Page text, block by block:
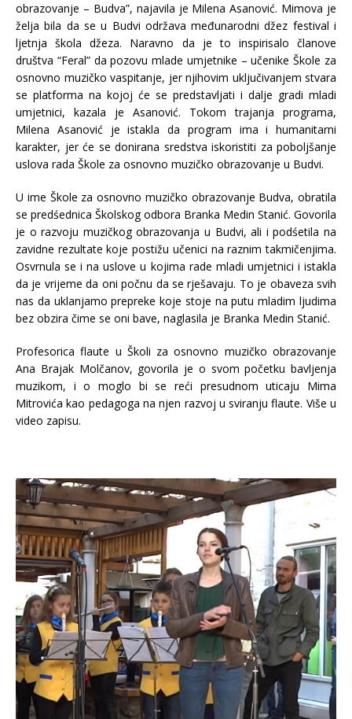
obrazovanje – Budva”, najavila je Milena Asanović. Mimova je
želja bila da se u Budvi održava međunarodni džez festival i
ljetnja škola džeza. Naravno da je to inspirisalo članove
društva “Feral” da pozovu mlade umjetnike – učenike Škole za
osnovno muzičko vaspitanje, jer njihovim uključivanjem stvara
se platforma na kojoj će se predstavljati i dalje gradi mladi
umjetnici, kazala je Asanović. Tokom trajanja programa,
Milena Asanović je istakla da program ima i humanitarni
karakter, jer će se donirana sredstva iskoristiti za poboljšanje
uslova rada Škole za osnovno muzičko obrazovanje u Budvi.
U ime Škole za osnovno muzičko obrazovanje Budva, obratila
se predśednica Školskog odbora Branka Medin Stanić. Govorila
je o razvoju muzičkog obrazovanja u Budvi, ali i podśetila na
zavidne rezultate koje postižu učenici na raznim takmičenjima.
Osvrnula se i na uslove u kojima rade mladi umjetnici i istakla
da je vrijeme da oni počnu da se rješavaju. To je obaveza svih
nas da uklanjamo prepreke koje stoje na putu mladim ljudima
bez obzira čime se oni bave, naglasila je Branka Medin Stanić.
Profesorica flaute u Školi za osnovno muzičko obrazovanje
Ana Brajak Molčanov, govorila je o svom početku bavljenja
muzikom, i o moglo bi se reći presudnom uticaju Mima
Mitrovića kao pedagoga na njen razvoj u sviranju flaute. Više u
video zapisu.